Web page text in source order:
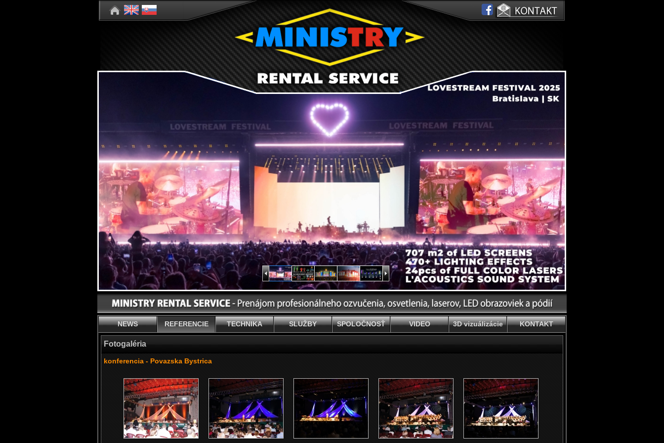
NEWS REFERENCIE TECHNIKA SLUŽBY SPOLOČNOSŤ VIDEO 3D vizuálizácie KONTAKT
Fotogaléria
konferencia - Povazska Bystrica